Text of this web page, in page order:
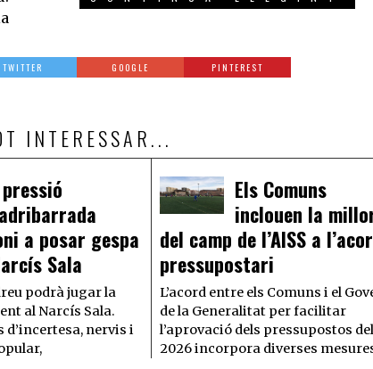
TWITTER GOOGLE PINTEREST
INTERESSAR...
a posar gespa
Sala
podrà jugar la
al Narcís Sala.
d’incertesa, nervis i
Els Comuns
inclouen la
del camp de l’AISS a
pressupostari
L’acord entre els Comuns i el
de la Generalitat per facilitar
l’aprovació dels pressupostos
2026 incorpora diverses